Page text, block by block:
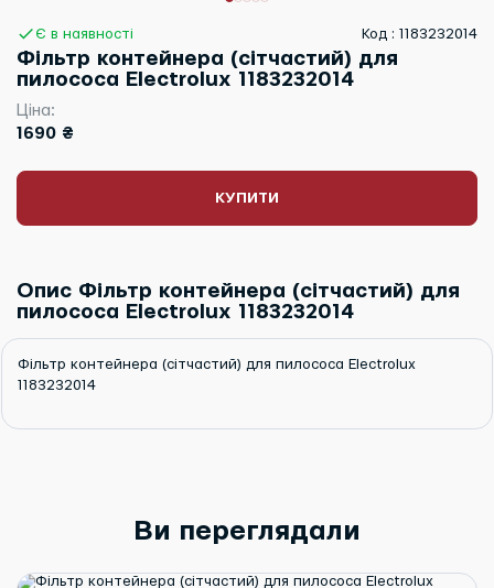
Є в наявності Код : 1183232014
Фільтр контейнера (сітчастий) для
пилососа Electrolux 1183232014
Ціна:
1690 ₴
КУПИТИ
Опис Фільтр контейнера (сітчастий) для
пилососа Electrolux 1183232014
Фільтр контейнера (сітчастий) для пилососа Electrolux
1183232014
Ви переглядали